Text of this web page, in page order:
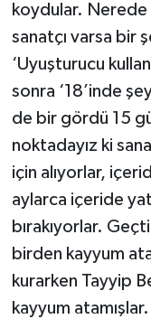
koydular. Nerede
sanatçı varsa bir
‘Uyuşturucu
sonra ‘18’inde
de bir gördü 15
noktadayız ki
için alıyorlar,
aylarca içeride
bırakıyorlar.
birden kayyum
kurarken Tayyip
kayyum